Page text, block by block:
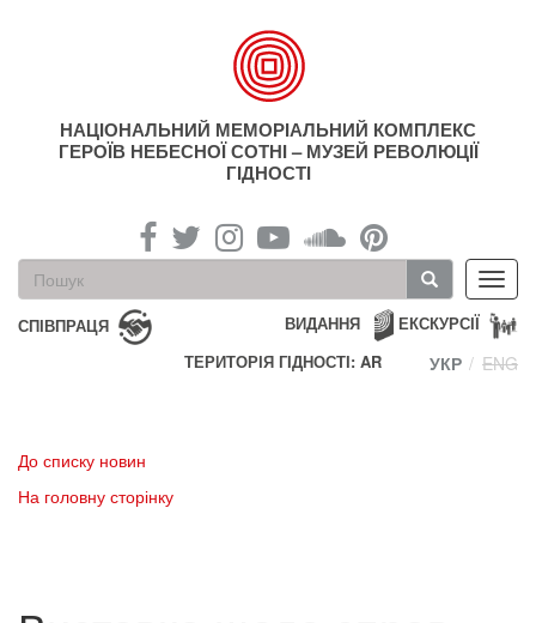
НАЦІОНАЛЬНИЙ МЕМОРІАЛЬНИЙ КОМПЛЕКС
ГЕРОЇВ НЕБЕСНОЇ СОТНІ – МУЗЕЙ РЕВОЛЮЦІЇ
ГІДНОСТІ
Пошукова
форма
Пошук
СПІВПРАЦЯ ЕКСКУРСІЇ
ВИДАННЯ
ТЕРИТОРІЯ ГІДНОСТІ: AR
УКР ENG
До списку новин
На головну сторінку